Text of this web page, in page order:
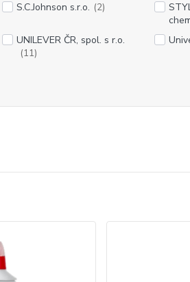
S.C.Johnson s.r.o. (2)
UNILEVER ČR, spol. s r.o.
(11)